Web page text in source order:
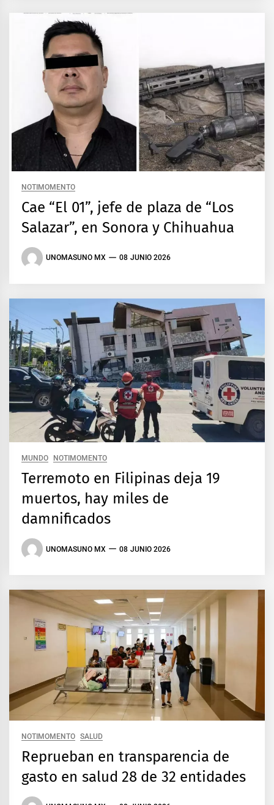
NOTIMOMENTO
Cae “El 01”, jefe de plaza de “Los
Salazar”, en Sonora y Chihuahua
UNOMASUNO MX 08 JUNIO 2026
MUNDO NOTIMOMENTO
Terremoto en Filipinas deja 19
muertos, hay miles de
damnificados
UNOMASUNO MX 08 JUNIO 2026
NOTIMOMENTO SALUD
Reprueban en transparencia de
gasto en salud 28 de 32 entidades